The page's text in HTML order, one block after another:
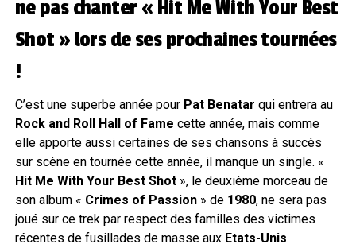
ne pas chanter « Hit Me With Your Best
Shot » lors de ses prochaines tournées
!
C’est une superbe année pour Pat Benatar qui entrera au
Rock and Roll Hall of Fame cette année, mais comme
elle apporte aussi certaines de ses chansons à succès
sur scène en tournée cette année, il manque un single. «
Hit Me With Your Best Shot», le deuxième morceau de
son album « Crimes of Passion» de 1980, ne sera pas
joué sur ce trek par respect des familles des victimes
récentes de fusillades de masse aux Etats-Unis.